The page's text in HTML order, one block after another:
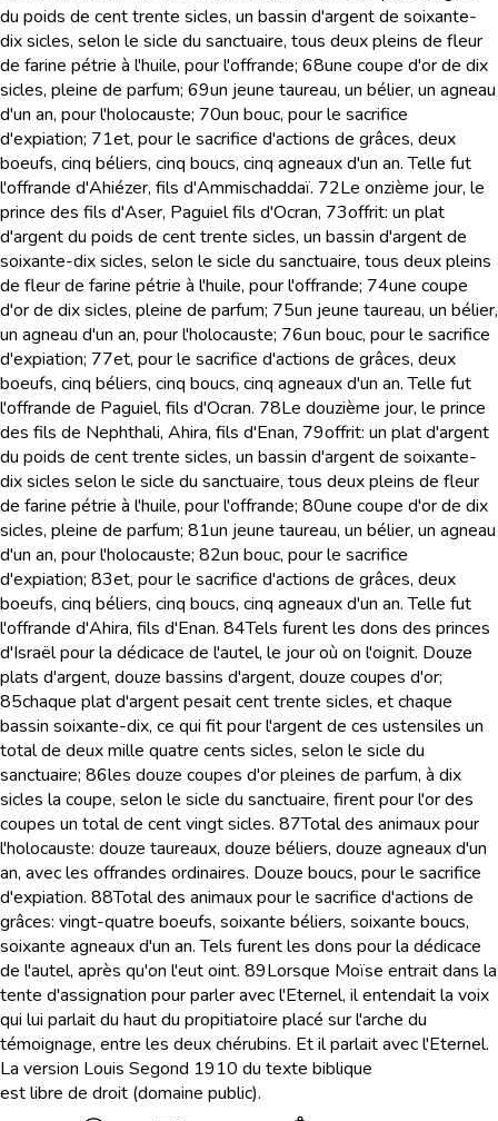
du poids de cent trente sicles, un bassin d'argent de soixante-
dix sicles, selon le sicle du sanctuaire, tous deux pleins de fleur
de farine pétrie à l'huile, pour l'offrande; 68une coupe d'or de dix
sicles, pleine de parfum; 69un jeune taureau, un bélier, un agneau
d'un an, pour l'holocauste; 70un bouc, pour le sacrifice
d'expiation; 71et, pour le sacrifice d'actions de grâces, deux
boeufs, cinq béliers, cinq boucs, cinq agneaux d'un an. Telle fut
l'offrande d'Ahiézer, fils d'Ammischaddaï. 72Le onzième jour, le
prince des fils d'Aser, Paguiel fils d'Ocran, 73offrit: un plat
d'argent du poids de cent trente sicles, un bassin d'argent de
soixante-dix sicles, selon le sicle du sanctuaire, tous deux pleins
de fleur de farine pétrie à l'huile, pour l'offrande; 74une coupe
d'or de dix sicles, pleine de parfum; 75un jeune taureau, un bélier,
un agneau d'un an, pour l'holocauste; 76un bouc, pour le sacrifice
d'expiation; 77et, pour le sacrifice d'actions de grâces, deux
boeufs, cinq béliers, cinq boucs, cinq agneaux d'un an. Telle fut
l'offrande de Paguiel, fils d'Ocran. 78Le douzième jour, le prince
des fils de Nephthali, Ahira, fils d'Enan, 79offrit: un plat d'argent
du poids de cent trente sicles, un bassin d'argent de soixante-
dix sicles selon le sicle du sanctuaire, tous deux pleins de fleur
de farine pétrie à l'huile, pour l'offrande; 80une coupe d'or de dix
sicles, pleine de parfum; 81un jeune taureau, un bélier, un agneau
d'un an, pour l'holocauste; 82un bouc, pour le sacrifice
d'expiation; 83et, pour le sacrifice d'actions de grâces, deux
boeufs, cinq béliers, cinq boucs, cinq agneaux d'un an. Telle fut
l'offrande d'Ahira, fils d'Enan. 84Tels furent les dons des princes
d'Israël pour la dédicace de l'autel, le jour où on l'oignit. Douze
plats d'argent, douze bassins d'argent, douze coupes d'or;
85chaque plat d'argent pesait cent trente sicles, et chaque
bassin soixante-dix, ce qui fit pour l'argent de ces ustensiles un
total de deux mille quatre cents sicles, selon le sicle du
sanctuaire; 86les douze coupes d'or pleines de parfum, à dix
sicles la coupe, selon le sicle du sanctuaire, firent pour l'or des
coupes un total de cent vingt sicles. 87Total des animaux pour
l'holocauste: douze taureaux, douze béliers, douze agneaux d'un
an, avec les offrandes ordinaires. Douze boucs, pour le sacrifice
d'expiation. 88Total des animaux pour le sacrifice d'actions de
grâces: vingt-quatre boeufs, soixante béliers, soixante boucs,
soixante agneaux d'un an. Tels furent les dons pour la dédicace
de l'autel, après qu'on l'eut oint. 89Lorsque Moïse entrait dans la
tente d'assignation pour parler avec l'Eternel, il entendait la voix
qui lui parlait du haut du propitiatoire placé sur l'arche du
témoignage, entre les deux chérubins. Et il parlait avec l'Eternel.
La version Louis Segond 1910 du texte biblique
est libre de droit (domaine public).